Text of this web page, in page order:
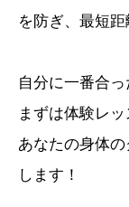
を防ぎ、最短距
自分に一番合
まずは体験レ
あなたの身体
します！